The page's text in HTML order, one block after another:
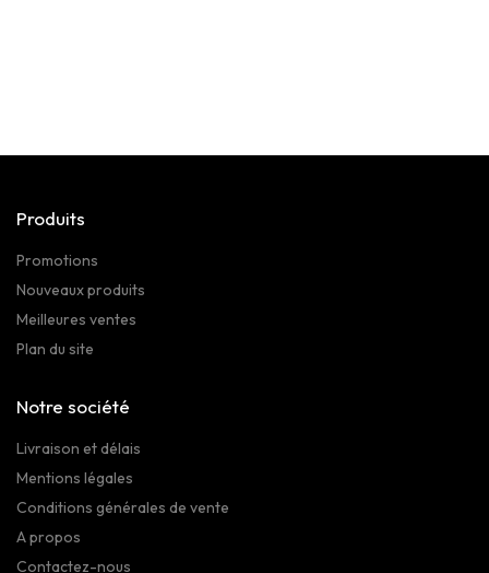
Produits
Promotions
Nouveaux produits
Meilleures ventes
Plan du site
Notre société
Livraison et délais
Mentions légales
Conditions générales de vente
A propos
Contactez-nous